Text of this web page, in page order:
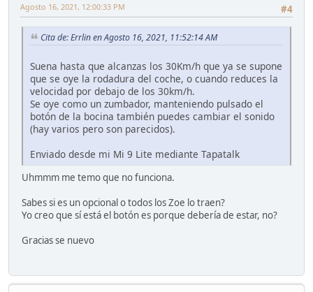
#4
Agosto 16, 2021, 12:00:33 PM
Cita de: Errlin en Agosto 16, 2021, 11:52:14 AM
Suena hasta que alcanzas los 30Km/h que ya se supone
que se oye la rodadura del coche, o cuando reduces la
velocidad por debajo de los 30km/h.
Se oye como un zumbador, manteniendo pulsado el
botón de la bocina también puedes cambiar el sonido
(hay varios pero son parecidos).
Enviado desde mi Mi 9 Lite mediante Tapatalk
Uhmmm me temo que no funciona.
Sabes si es un opcional o todos los Zoe lo traen?
Yo creo que sí está el botón es porque debería de estar, no?
Gracias se nuevo